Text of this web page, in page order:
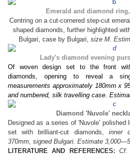
Emerald and diamond
Centring on a cut-cornered step-cut
shaped diamonds, further highlighted
Bulgari, case by Bulgari, size M.
Lady's diamond evening
Of woven design set to the front
diamonds, opening to reveal a
measurements approximately 180mm x
and numbered, silk travelling case.
Diamond 'Nuvole'
Designed as a series of 'Nuvole'
set with brilliant-cut diamonds, inner
370mm, signed Bulgari. Estimate
LITERATURE AND REFERENCES:Cf: